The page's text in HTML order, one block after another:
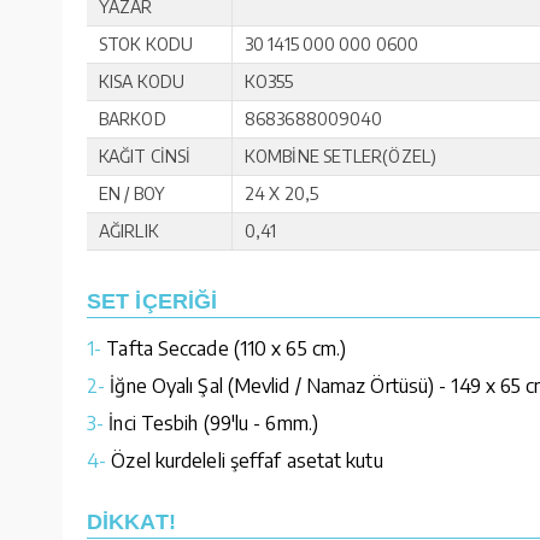
YAZAR
STOK KODU
30 1415 000 000 0600
KISA KODU
KO355
BARKOD
8683688009040
KAĞIT CİNSİ
KOMBİNE SETLER(ÖZEL)
EN / BOY
24 X 20,5
AĞIRLIK
0,41
SET İÇERİĞİ
1- Tafta Seccade (110 x 65 cm.)
2- İğne Oyalı Şal (Mevlid / Namaz Örtüsü) - 149 x 65
3- İnci Tesbih (99'lu - 6mm.)
4- Özel kurdeleli şeffaf asetat kutu
DİKKAT!